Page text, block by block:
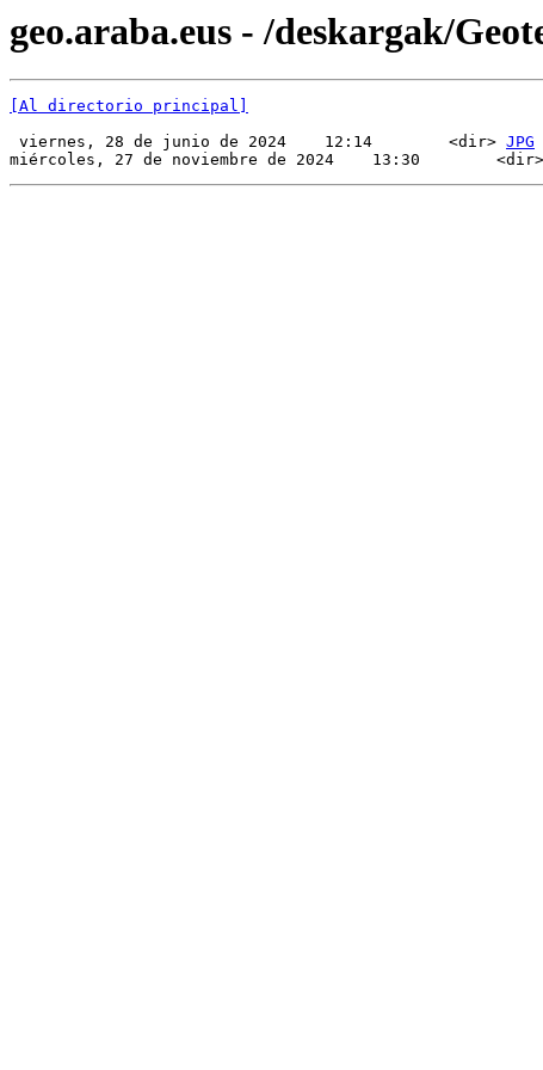
geo.araba.eus - /deskargak/
[Al directorio principal]
viernes, 28 de junio de 2024    12:14        <dir> JPG
miércoles, 27 de noviembre de 2024    13:30